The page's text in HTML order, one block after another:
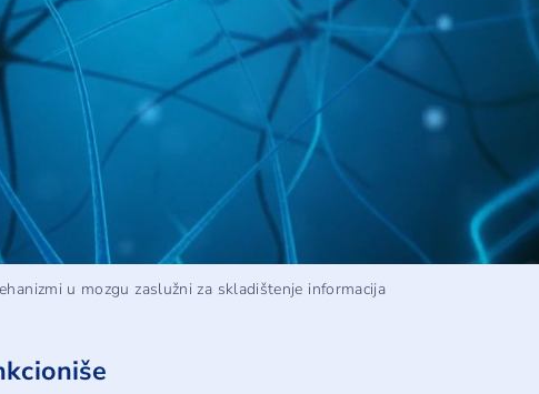
u mozgu zaslužni za skladištenje informacija